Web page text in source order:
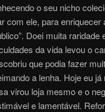
o seu nicho
com ele, para enriquecer
Doei muita
da vida levou o
que podia fazer
a lenha. Hoje eu
virou loja mesmo e o
e lamentável.